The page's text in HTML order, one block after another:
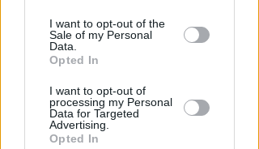
by us to third parties on the IAB’s List of
Downstream Participants that may
further disclose it to other third parties.
I want to opt-out of the
Sale of my Personal
Data.
Opted In
I want to opt-out of
processing my Personal
Data for Targeted
Advertising.
Opted In
TUTTE LE NOTIZIE UTILI
Visita del Papa: parcheggi,
viabilità, trasporto pubblico,
Redazione